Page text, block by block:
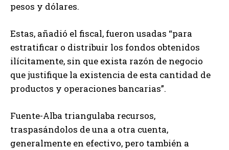
pesos y dólares.
Estas, añadió el fiscal, fueron usadas “para
estratificar o distribuir los fondos obtenidos
ilícitamente, sin que exista razón de negocio
que justifique la existencia de esta cantidad de
productos y operaciones bancarias”.
Fuente-Alba triangulaba recursos,
traspasándolos de una a otra cuenta,
generalmente en efectivo, pero también a